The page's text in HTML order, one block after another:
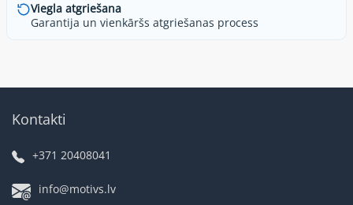
Viegla atgriešana
Garantija un vienkāršs atgriešanas process
Kontakti
+371 20408041
info@motivs.lv